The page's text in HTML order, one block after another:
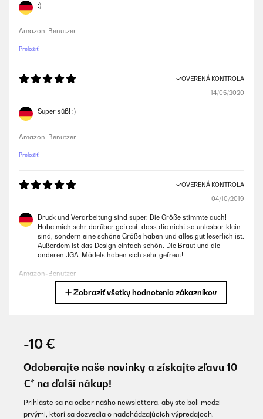
:)
Amazon-Benutzer
Preložiť
OVERENÁ KONTROLA
14/05/2020
Super süß! :)
Amazon-Benutzer
Preložiť
OVERENÁ KONTROLA
04/10/2019
Druck und Verarbeitung sind super. Die Größe stimmte auch!
Habe mich sehr darüber gefreut, dass die nicht so unlesbar klein
sind, sondern eine schöne Größe haben und alles gut leserlich ist.
Außerdem ist das Design einfach schön. Die Braut und die
anderen JGA-Mädels haben sich sehr gefreut!
Amazon-Benutzer
ersichtlich. Super Preis- / Leistungsverhältnis.
Amazon-Benutzer
Preložiť
Zobraziť všetky hodnotenia zákazníkov
-10 €
Odoberajte naše novinky a získajte zľavu 10
€* na ďalší nákup!
Prihláste sa na odber nášho newslettera, aby ste boli medzi
prvými, ktorí sa dozvedia o nadchádzajúcich výpredajoch.